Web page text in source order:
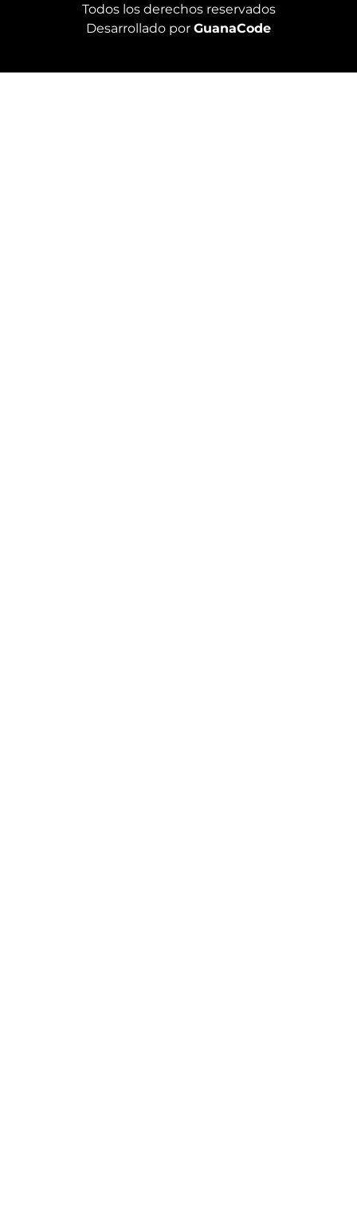
Todos los derechos reservados
Desarrollado por GuanaCode